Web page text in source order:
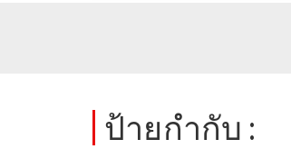
ป้ายกำกับ :